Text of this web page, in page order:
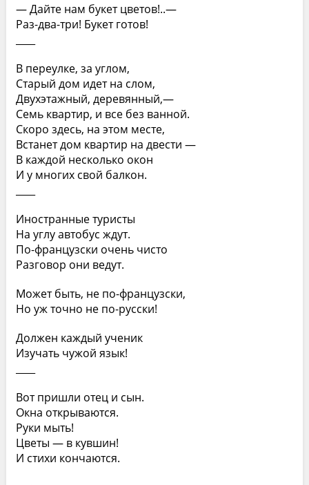
— Дайте нам букет цветов!..—
Раз-два-три! Букет готов!
В переулке, за углом,
Старый дом идет на слом,
Двухэтажный, деревянный,—
Семь квартир, и все без ванной.
Скоро здесь, на этом месте,
Встанет дом квартир на двести —
В каждой несколько окон
И у многих свой балкон.
Иностранные туристы
На углу автобус ждут.
По-французски очень чисто
Разговор они ведут.
Может быть, не по-французски,
Но уж точно не по-русски!
Должен каждый ученик
Изучать чужой язык!
Вот пришли отец и сын.
Окна открываются.
Руки мыть!
Цветы — в кувшин!
И стихи кончаются.